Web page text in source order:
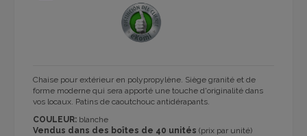
Chaise pour extérieur en polypropylène. Siège granité et de
forme moderne qui sera apporté une touche d'originalité dans
vos locaux. Patins de caoutchouc antidérapants.
COULEUR: blanche
Vendus dans des boîtes de 40 unités (prix par unité)